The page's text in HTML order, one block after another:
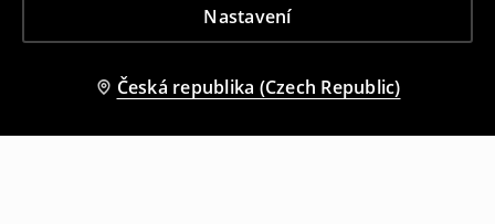
Nastavení
Česká republika (Czech Republic)